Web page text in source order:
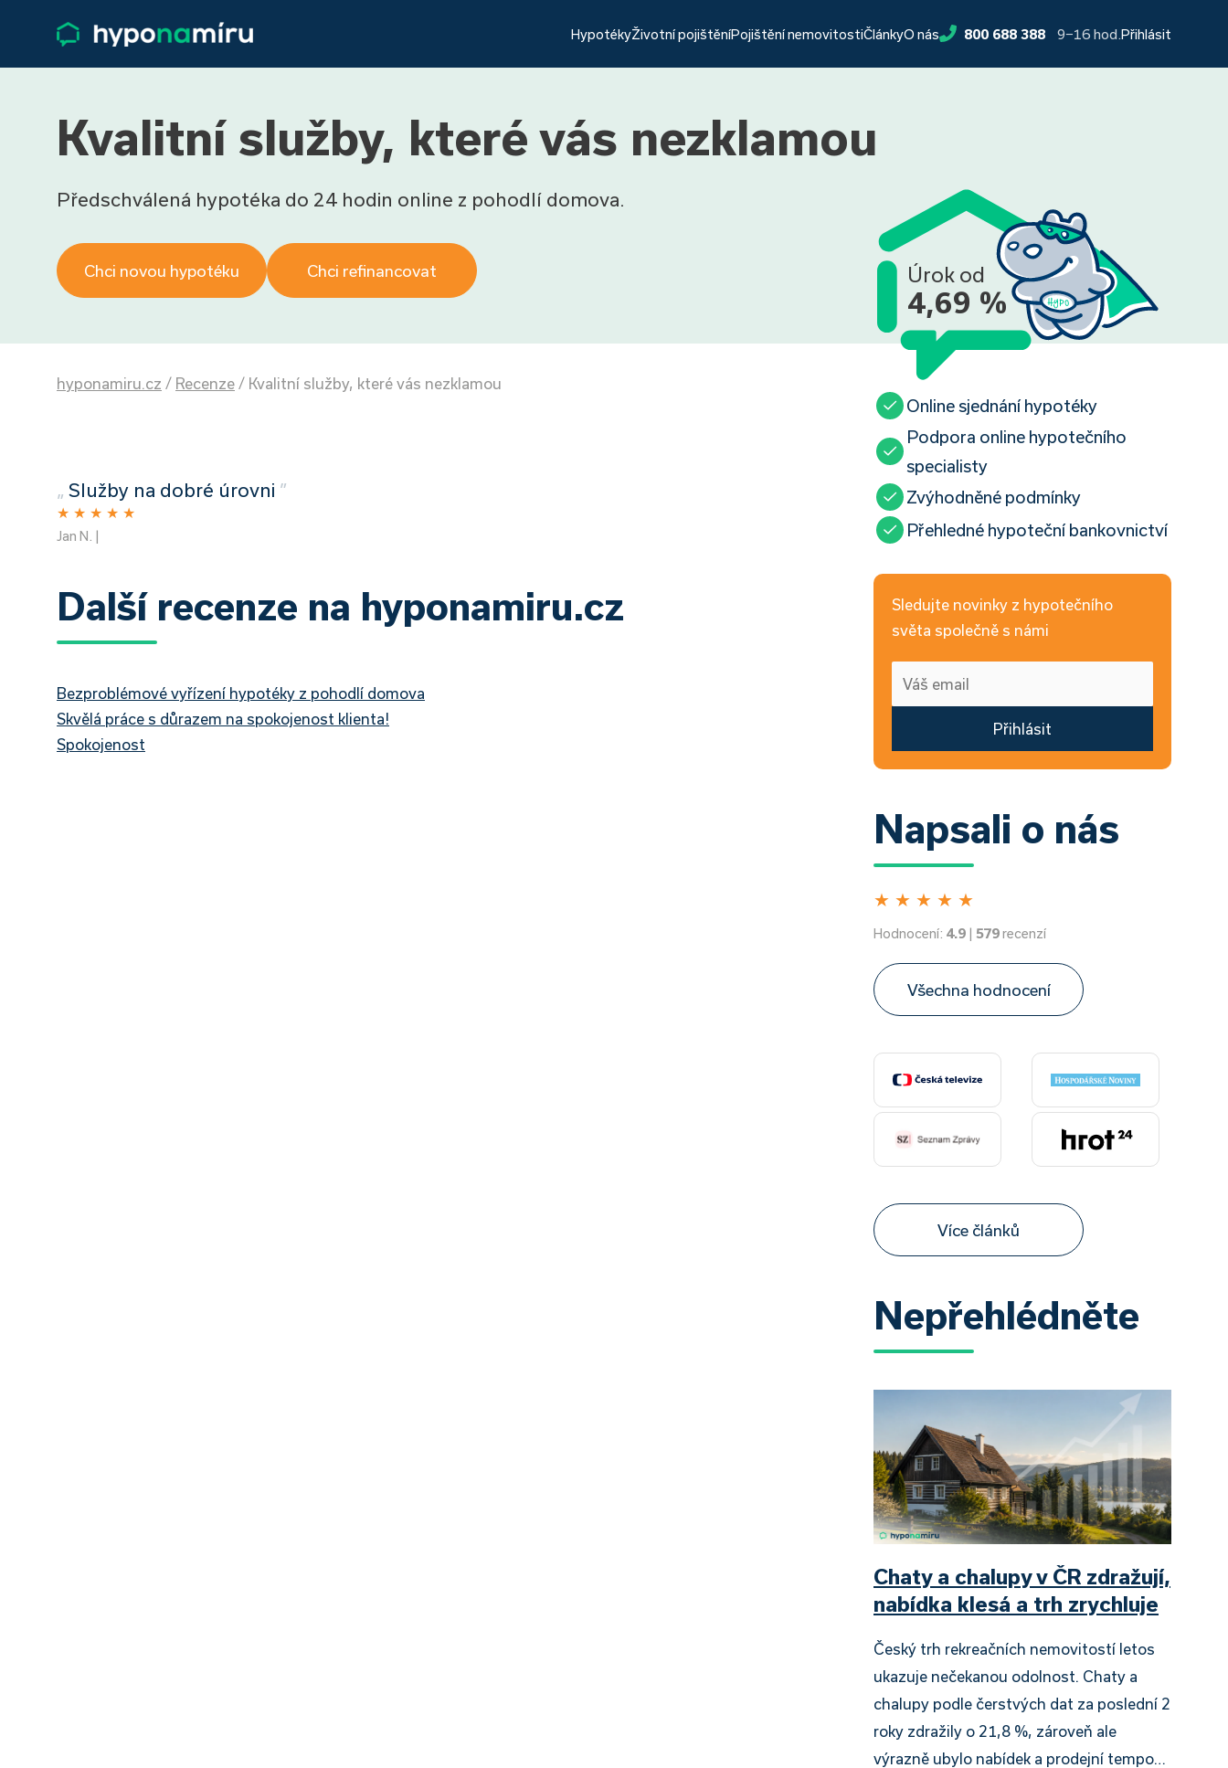
HypotékyŽivotní pojištěníPojištění nemovitostiČlánkyO nás 800 688 388 9−16 hod. Přihlásit
Kvalitní služby, které vás nezklamou
Předschválená hypotéka do 24 hodin online z pohodlí domova.
Chci novou hypotéku Chci refinancovat Úrok od
4,69 %
hyponamiru.cz / Recenze / Kvalitní služby, které vás nezklamou
„ Služby na dobré úrovni ”
★ ★ ★ ★ ★
Jan N. |
Další recenze na hyponamiru.cz
Bezproblémové vyřízení hypotéky z pohodlí domova
Skvělá práce s důrazem na spokojenost klienta!
Spokojenost
Online sjednání hypotéky
Podpora online hypotečního
specialisty
Zvýhodněné podmínky
Přehledné hypoteční bankovnictví
Sledujte novinky z hypotečního
světa společně s námi
Přihlásit
Napsali o nás
★ ★ ★ ★ ★
Hodnocení: 4.9 | 579recenzí
Všechna hodnocení
Více článků
Nepřehlédněte
Chaty a chalupy v ČR zdražují,
nabídka klesá a trh zrychluje
Český trh rekreačních nemovitostí letos
ukazuje nečekanou odolnost. Chaty a
chalupy podle čerstvých dat za poslední 2
roky zdražily o 21,8 %, zároveň ale
výrazně ubylo nabídek a prodejní tempo…